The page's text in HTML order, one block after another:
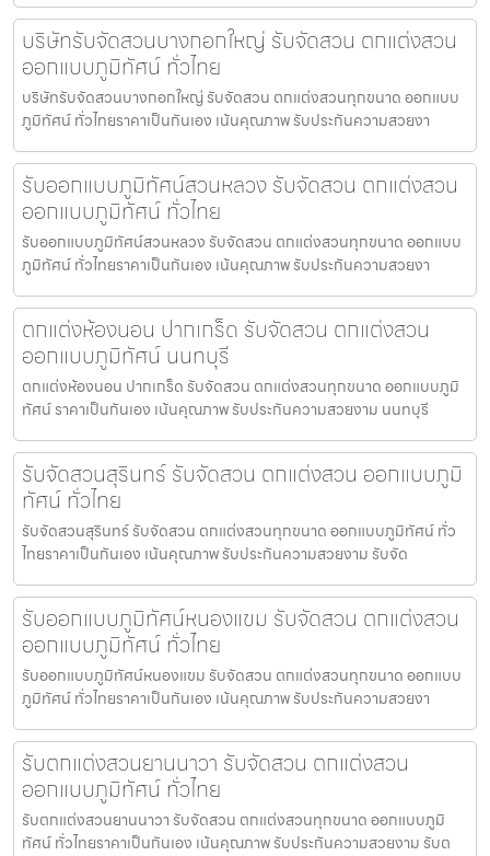
บริษัทรับจัดสวนบางกอกใหญ่ รับจัดสวน ตกแต่งสวน
ออกแบบภูมิทัศน์ ทั่วไทย
บริษัทรับจัดสวนบางกอกใหญ่ รับจัดสวน ตกแต่งสวนทุกขนาด ออกแบบ
ภูมิทัศน์ ทั่วไทยราคาเป็นกันเอง เน้นคุณภาพ รับประกันความสวยงา
รับออกแบบภูมิทัศน์สวนหลวง รับจัดสวน ตกแต่งสวน
ออกแบบภูมิทัศน์ ทั่วไทย
รับออกแบบภูมิทัศน์สวนหลวง รับจัดสวน ตกแต่งสวนทุกขนาด ออกแบบ
ภูมิทัศน์ ทั่วไทยราคาเป็นกันเอง เน้นคุณภาพ รับประกันความสวยงา
ตกแต่งห้องนอน ปากเกร็ด รับจัดสวน ตกแต่งสวน
ออกแบบภูมิทัศน์ นนทบุรี
ตกแต่งห้องนอน ปากเกร็ด รับจัดสวน ตกแต่งสวนทุกขนาด ออกแบบภูมิ
ทัศน์ ราคาเป็นกันเอง เน้นคุณภาพ รับประกันความสวยงาม นนทบุรี
รับจัดสวนสุรินทร์ รับจัดสวน ตกแต่งสวน ออกแบบภูมิ
ทัศน์ ทั่วไทย
รับจัดสวนสุรินทร์ รับจัดสวน ตกแต่งสวนทุกขนาด ออกแบบภูมิทัศน์ ทั่ว
ไทยราคาเป็นกันเอง เน้นคุณภาพ รับประกันความสวยงาม รับจัด
รับออกแบบภูมิทัศน์หนองแขม รับจัดสวน ตกแต่งสวน
ออกแบบภูมิทัศน์ ทั่วไทย
รับออกแบบภูมิทัศน์หนองแขม รับจัดสวน ตกแต่งสวนทุกขนาด ออกแบบ
ภูมิทัศน์ ทั่วไทยราคาเป็นกันเอง เน้นคุณภาพ รับประกันความสวยงา
รับตกแต่งสวนยานนาวา รับจัดสวน ตกแต่งสวน
ออกแบบภูมิทัศน์ ทั่วไทย
รับตกแต่งสวนยานนาวา รับจัดสวน ตกแต่งสวนทุกขนาด ออกแบบภูมิ
ทัศน์ ทั่วไทยราคาเป็นกันเอง เน้นคุณภาพ รับประกันความสวยงาม รับต